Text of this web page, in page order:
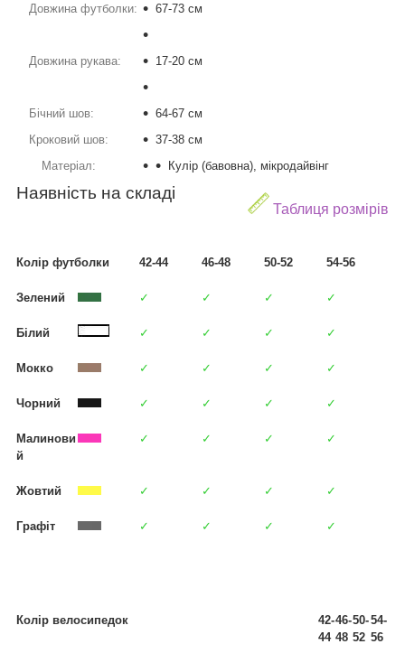
Довжина футболки:
67-73 см
Довжина рукава: 17-20 см
Бічний шов:
64-67 см
Кроковий шов:
37-38 см
Матеріал:
Кулір (бавовна), мікродайвінг
Таблиця розмірів
Наявність на складі
Колір футболки 42-44 46-48 50-52 54-56
Зелений ✓ ✓ ✓ ✓
Білий ✓ ✓ ✓ ✓
Мокко ✓ ✓ ✓ ✓
Чорний ✓ ✓ ✓ ✓
Малинови
й
✓ ✓ ✓ ✓
Жовтий ✓ ✓ ✓ ✓
Графіт ✓ ✓ ✓ ✓
Колір велосипедок
42-
44
46-
48
50-
52
54-
56